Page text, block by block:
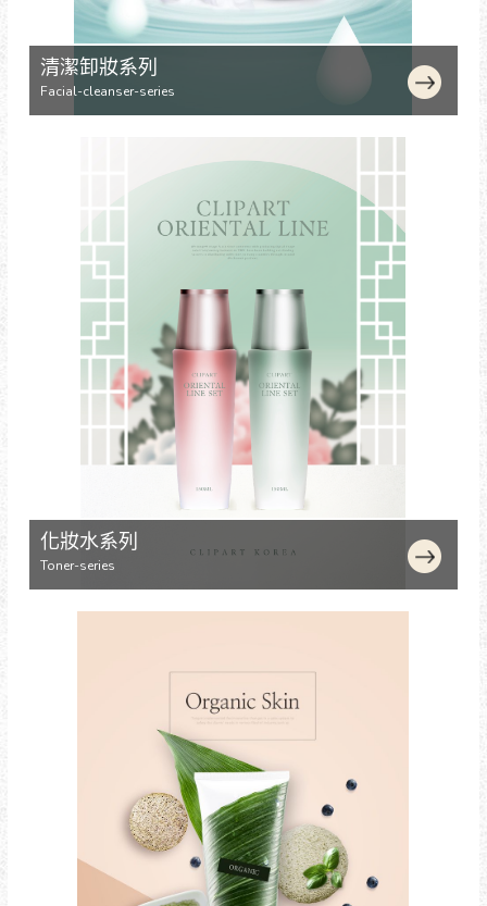
清潔卸妝系列
Facial-cleanser-series
化妝水系列
Toner-series